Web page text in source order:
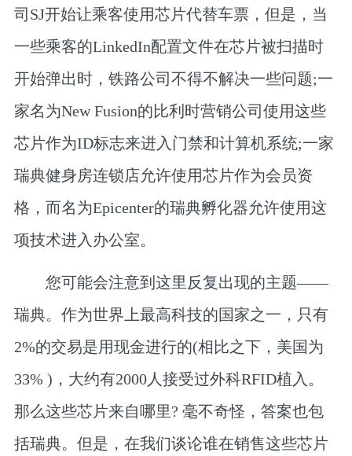
司SJ开始让乘客使用芯片代替车票，但是，当
一些乘客的LinkedIn配置文件在芯片被扫描时
开始弹出时，铁路公司不得不解决一些问题;一
家名为New Fusion的比利时营销公司使用这些
芯片作为ID标志来进入门禁和计算机系统;一家
瑞典健身房连锁店允许使用芯片作为会员资
格，而名为Epicenter的瑞典孵化器允许使用这
项技术进入办公室。
您可能会注意到这里反复出现的主题——
瑞典。作为世界上最高科技的国家之一，只有
2%的交易是用现金进行的(相比之下，美国为
33% )，大约有2000人接受过外科RFID植入。
那么这些芯片来自哪里? 毫不奇怪，答案也包
括瑞典。但是，在我们谈论谁在销售这些芯片